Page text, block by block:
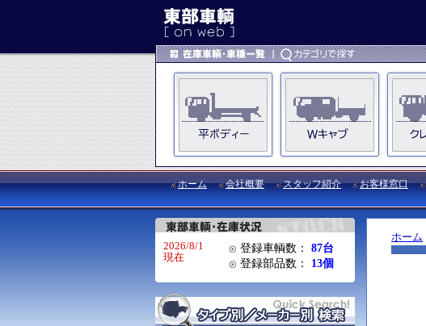
ホーム 会社概要 スタッフ紹介 お客様窓口
ホーム
2026/8/1
現在
登録車輌数：
87台
登録部品数：
13個